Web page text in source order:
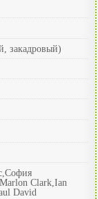
закадровый)
Clark,Ian
David